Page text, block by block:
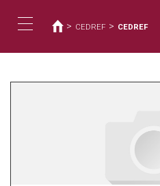
contenu
êtes
ici
> CEDREF > CEDREF